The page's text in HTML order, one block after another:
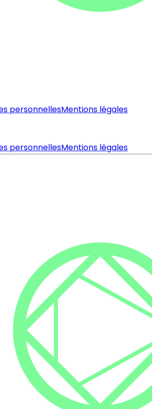
personnellesMentions légales
personnellesMentions légales